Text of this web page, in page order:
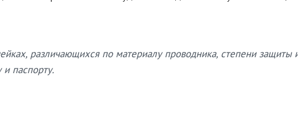
различающихся по материалу проводника, степени защиты
паспорту.